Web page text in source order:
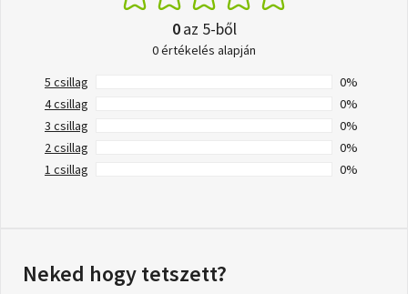
0az 5-ből
0 értékelés alapján
5 csillag
0%
4 csillag
0%
3 csillag
0%
2 csillag
0%
1 csillag
0%
Neked hogy tetszett?